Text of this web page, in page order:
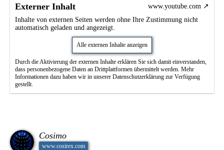
Externer Inhalt
www.youtube.com
Inhalte von externen Seiten werden ohne Ihre Zustimmung nicht
automatisch geladen und angezeigt.
Alle externen Inhalte anzeigen
Durch die Aktivierung der externen Inhalte erklären Sie sich damit einverstanden,
dass personenbezogene Daten an Drittplattformen übermittelt werden. Mehr
Informationen dazu haben wir in unserer Datenschutzerklärung zur Verfügung
gestellt.
Cosimo
www.cosirex.com